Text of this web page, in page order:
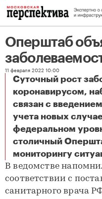
Оперштаб
11 февраля 2022 10:00
Суточный рост
коронавирусом,
связан с
учета новых
федеральном
столичный
мониторингу
Оперштаб объяснил
В ведомстве
соответствии с
санитарного врача